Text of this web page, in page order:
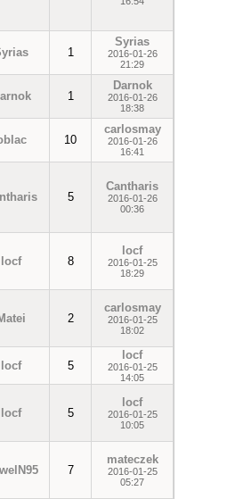
1
Syrias
2016-01-26
21:29
1
Darnok
2016-01-26
18:38
10
carlosmay
2016-01-26
16:41
5
Cantharis
2016-01-26
00:36
locf 8
locf
2016-01-25
18:29
2
carlosmay
2016-01-25
18:02
locf 5
locf
2016-01-25
14:05
locf 5
locf
2016-01-25
10:05
7
mateczek
2016-01-25
05:27